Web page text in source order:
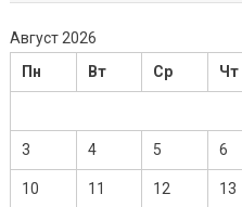
Август 2026
Пн
Вт Ср Чт
3 4 5 6
10 11 12 13